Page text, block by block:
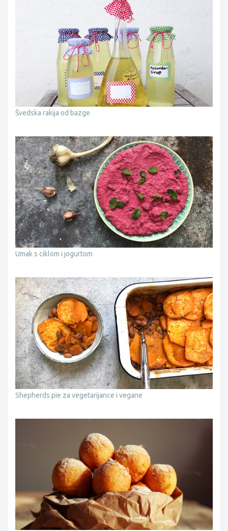
Švedska rakija od bazge
Umak s ciklom i jogurtom
Shepherds pie za vegetarijance i vegane